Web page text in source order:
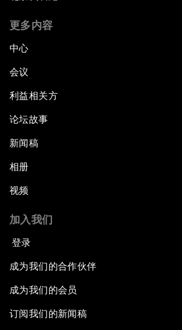
更多内容
中心
会议
利益相关方
论坛故事
新闻稿
相册
视频
加入我们
登录
成为我们的合作伙伴
成为我们的会员
订阅我们的新闻稿